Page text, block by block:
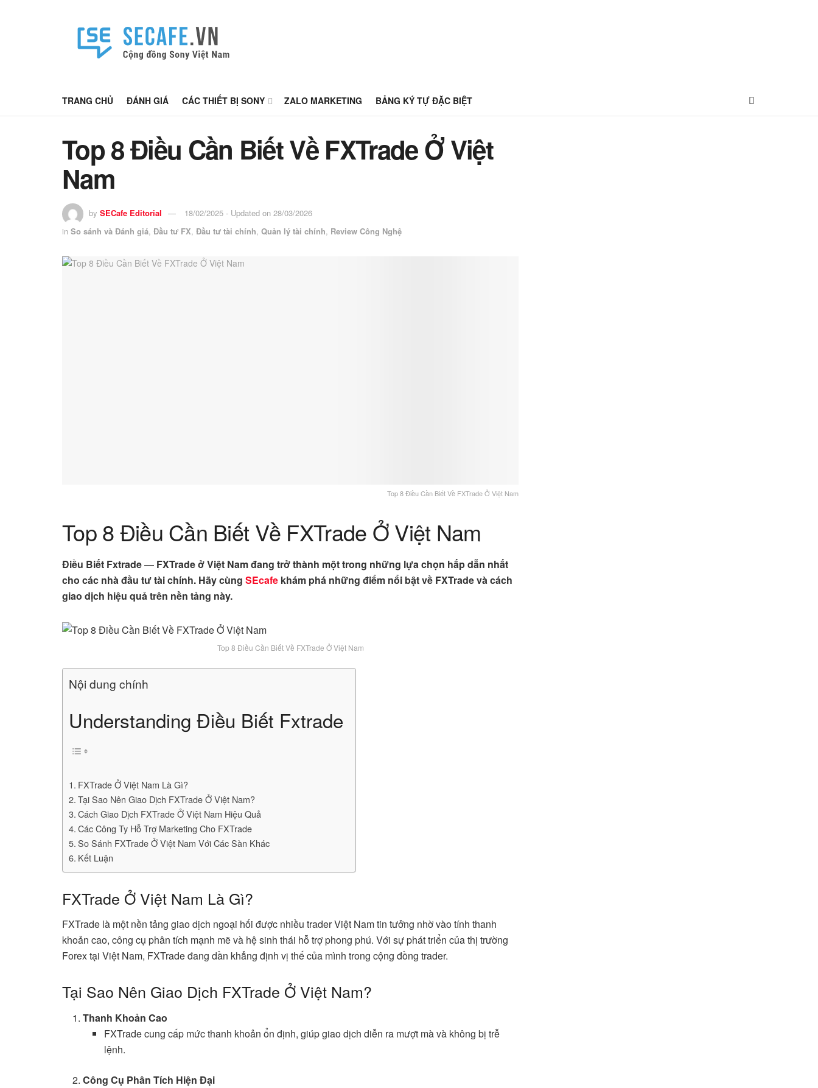
TRANG CHỦ ĐÁNH GIÁ CÁC THIẾT BỊ SONY ZALO MARKETING BẢNG KÝ TỰ ĐẶC BIỆT
Top 8 Điều Cần Biết Về FXTrade Ở Việt
Nam
by SECafe Editorial
18/02/2025 - Updated on 28/03/2026
in So sánh và Đánh giá, Đầu tư FX, Đầu tư tài chính, Quản lý tài chính, Review Công Nghệ
Top 8 Điều Cần Biết Về FXTrade Ở Việt Nam
Top 8 Điều Cần Biết Về FXTrade Ở Việt Nam
Điều Biết Fxtrade— FXTrade ở Việt Nam đang trở thành một trong những lựa chọn hấp dẫn nhất
cho các nhà đầu tư tài chính. Hãy cùng SEcafe khám phá những điểm nổi bật về FXTrade và cách
giao dịch hiệu quả trên nền tảng này.
Top 8 Điều Cần Biết Về FXTrade Ở Việt Nam
Nội dung chính
Understanding Điều Biết Fxtrade
FXTrade Ở Việt Nam Là Gì?
Tại Sao Nên Giao Dịch FXTrade Ở Việt Nam?
Cách Giao Dịch FXTrade Ở Việt Nam Hiệu Quả
Các Công Ty Hỗ Trợ Marketing Cho FXTrade
So Sánh FXTrade Ở Việt Nam Với Các Sàn Khác
Kết Luận
FXTrade Ở Việt Nam Là Gì?
FXTrade là một nền tảng giao dịch ngoại hối được nhiều trader Việt Nam tin tưởng nhờ vào tính thanh
khoản cao, công cụ phân tích mạnh mẽ và hệ sinh thái hỗ trợ phong phú. Với sự phát triển của thị trường
Forex tại Việt Nam, FXTrade đang dần khẳng định vị thế của mình trong cộng đồng trader.
Tại Sao Nên Giao Dịch FXTrade Ở Việt Nam?
Thanh Khoản Cao
FXTrade cung cấp mức thanh khoản ổn định, giúp giao dịch diễn ra mượt mà và không bị trễ
lệnh.
Công Cụ Phân Tích Hiện Đại